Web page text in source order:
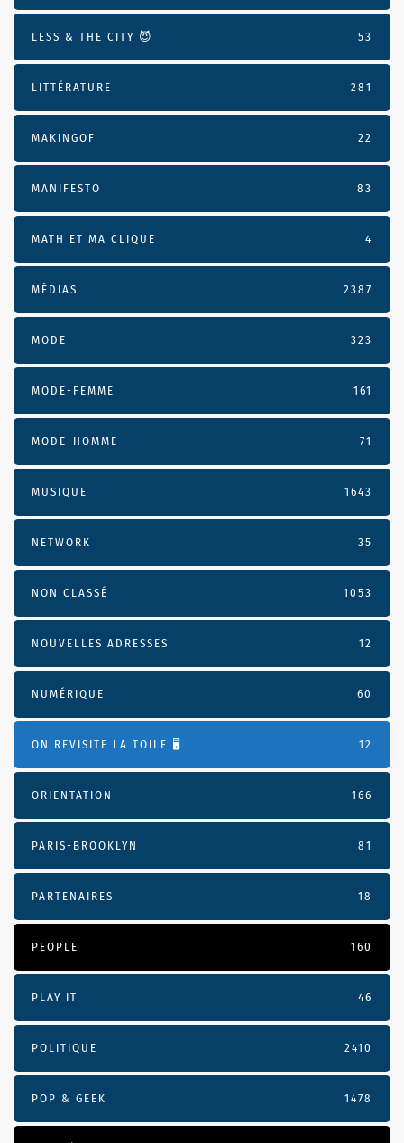
LESS & THE CITY 😈 53
LITTÉRATURE 281
MAKINGOF 22
MANIFESTO 83
MATH ET MA CLIQUE 4
MÉDIAS 2387
MODE 323
MODE-FEMME 161
MODE-HOMME 71
MUSIQUE 1643
NETWORK 35
NON CLASSÉ 1053
NOUVELLES ADRESSES 12
NUMÉRIQUE 60
ON REVISITE LA TOILE 🖥️ 12
ORIENTATION 166
PARIS-BROOKLYN 81
PARTENAIRES 18
PEOPLE 160
PLAY IT 46
POLITIQUE 2410
POP & GEEK 1478